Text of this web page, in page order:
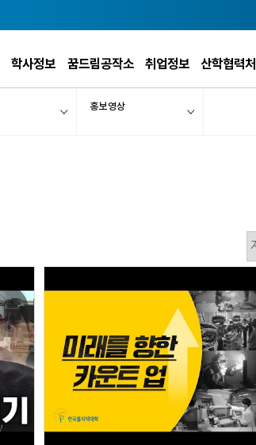
학사정보 꿈드림공작소 취업정보 산학협력처
홍보영상